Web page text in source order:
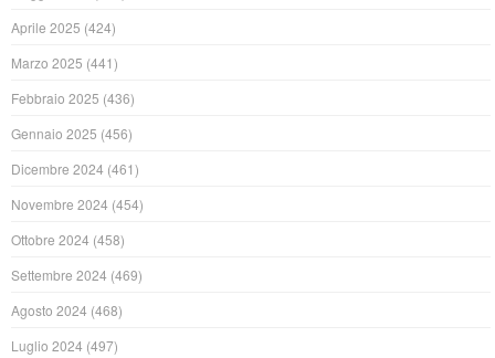
Aprile 2025 (424)
Marzo 2025 (441)
Febbraio 2025 (436)
Gennaio 2025 (456)
Dicembre 2024 (461)
Novembre 2024 (454)
Ottobre 2024 (458)
Settembre 2024 (469)
Agosto 2024 (468)
Luglio 2024 (497)